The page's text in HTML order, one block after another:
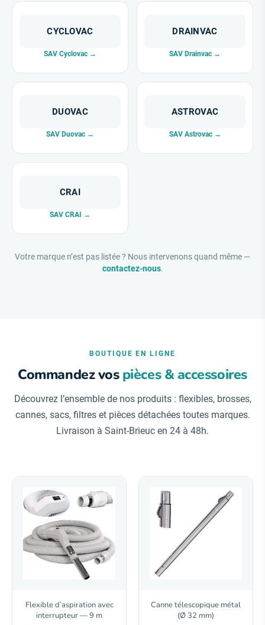
CYCLOVAC
SAV Cyclovac →
DRAINVAC
SAV Drainvac →
DUOVAC
SAV Duovac →
ASTROVAC
SAV Astrovac →
CRAI
SAV CRAI →
Votre marque n’est pas listée ? Nous intervenons quand même —
contactez-nous.
BOUTIQUE EN LIGNE
Commandez vospièces & accessoires
Découvrez l’ensemble de nos produits : flexibles, brosses,
cannes, sacs, filtres et pièces détachées toutes marques.
Livraison à Saint-Brieuc en 24 à 48h.
Flexible d’aspiration avec
interrupteur — 9 m
Canne télescopique métal
(Ø 32 mm)